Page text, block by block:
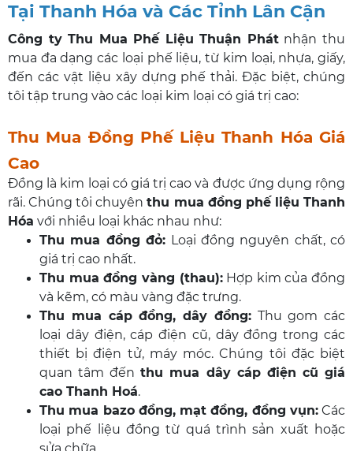
Tại Thanh Hóa và Các Tỉnh Lân Cận
Công ty Thu Mua Phế Liệu Thuận Phátnhận thu
mua đa dạng các loại phế liệu, từ kim loại, nhựa, giấy,
đến các vật liệu xây dựng phế thải. Đặc biệt, chúng
tôi tập trung vào các loại kim loại có giá trị cao:
Thu Mua Đồng Phế Liệu Thanh Hóa Giá
Cao
Đồng là kim loại có giá trị cao và được ứng dụng rộng
rãi. Chúng tôi chuyên thu mua đồng phế liệu Thanh
Hóa với nhiều loại khác nhau như:
Thu mua đồng đỏ: Loại đồng nguyên chất, có
giá trị cao nhất.
Thu mua đồng vàng (thau):Hợp kim của đồng
và kẽm, có màu vàng đặc trưng.
Thu mua cáp đồng, dây đồng:Thu gom các
loại dây điện, cáp điện cũ, dây đồng trong các
thiết bị điện tử, máy móc. Chúng tôi đặc biệt
quan tâm đếnthu mua dây cáp điện cũ giá
cao Thanh Hoá.
Thu mua bazo đồng, mạt đồng, đồng vụn:Các
loại phế liệu đồng từ quá trình sản xuất hoặc